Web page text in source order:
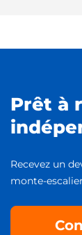
Prêt à
Recevez un
monte-